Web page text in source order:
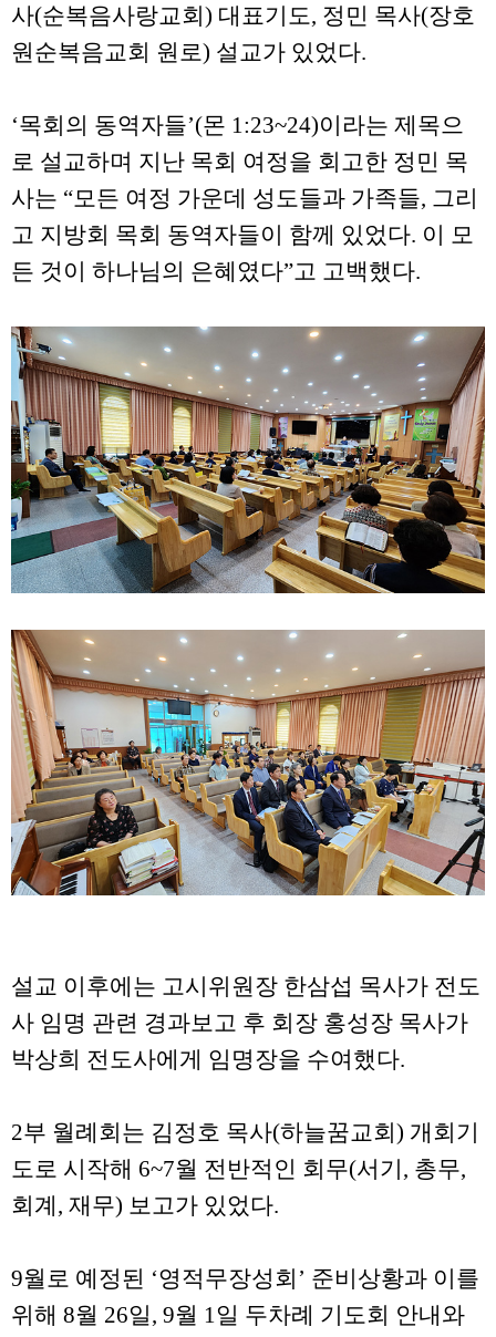
사(순복음사랑교회) 대표기도, 정민 목사(장호
원순복음교회 원로) 설교가 있었다.
‘목회의 동역자들’(몬 1:23~24)이라는 제목으
로 설교하며 지난 목회 여정을 회고한 정민 목
사는 “모든 여정 가운데 성도들과 가족들, 그리
고 지방회 목회 동역자들이 함께 있었다. 이 모
든 것이 하나님의 은혜였다”고 고백했다.
설교 이후에는 고시위원장 한삼섭 목사가 전도
사 임명 관련 경과보고 후 회장 홍성장 목사가
박상희 전도사에게 임명장을 수여했다.
2부 월례회는 김정호 목사(하늘꿈교회) 개회기
도로 시작해 6~7월 전반적인 회무(서기, 총무,
회계, 재무) 보고가 있었다.
9월로 예정된 ‘영적무장성회’ 준비상황과 이를
위해 8월 26일, 9월 1일 두차례 기도회 안내와